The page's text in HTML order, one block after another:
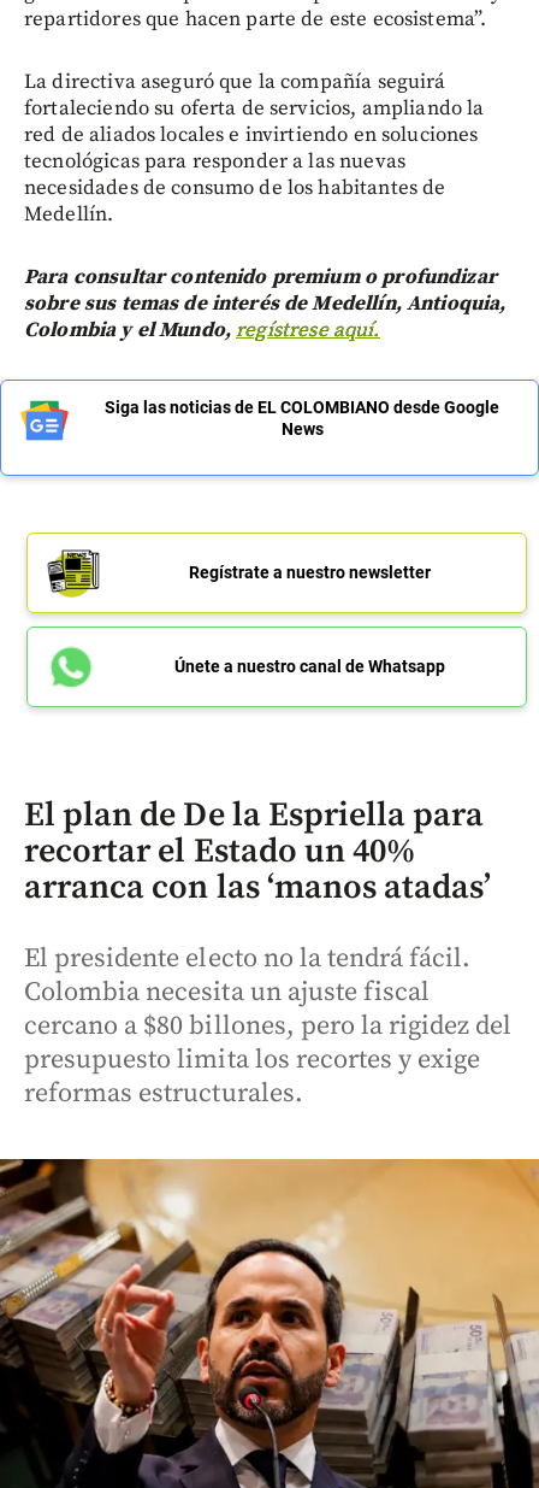
repartidores que hacen parte de este ecosistema”.
La directiva aseguró que la compañía seguirá
fortaleciendo su oferta de servicios, ampliando la
red de aliados locales e invirtiendo en soluciones
tecnológicas para responder a las nuevas
necesidades de consumo de los habitantes de
Medellín.
Para consultar contenido premium o profundizar
sobre sus temas de interés de Medellín, Antioquia,
Colombia y el Mundo,regístrese aquí.
Siga las noticias de EL COLOMBIANO desde Google
News
Regístrate a nuestro newsletter
Únete a nuestro canal de Whatsapp
El plan de De la Espriella para
recortar el Estado un 40%
arranca con las ‘manos atadas’
El presidente electo no la tendrá fácil.
Colombia necesita un ajuste fiscal
cercano a $80 billones, pero la rigidez del
presupuesto limita los recortes y exige
reformas estructurales.